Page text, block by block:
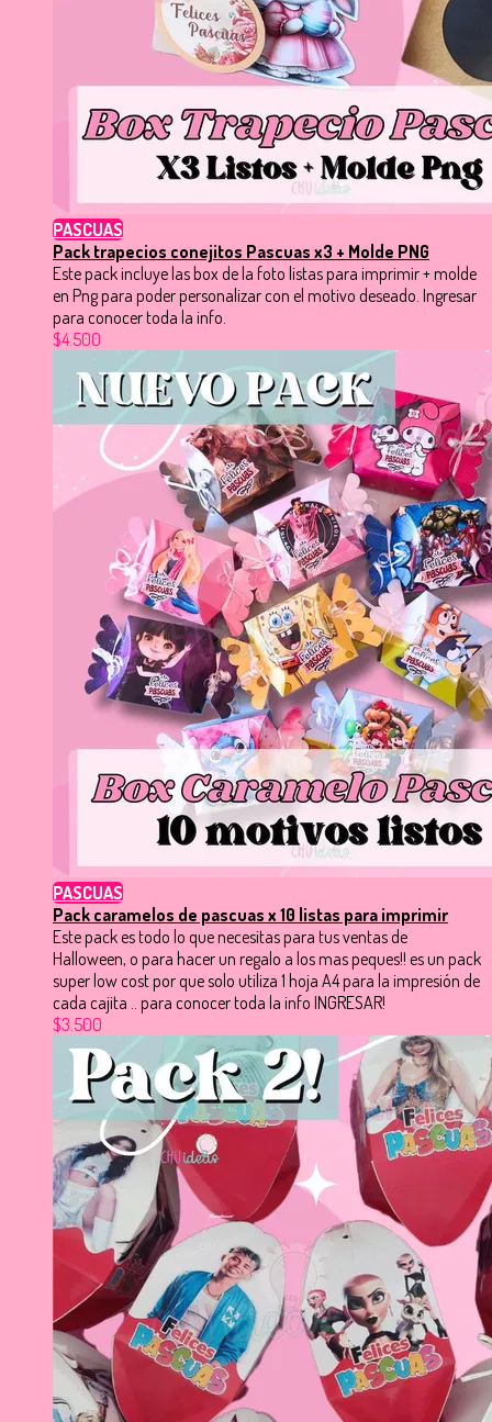
PASCUAS
Pack trapecios conejitos Pascuas x3 + Molde PNG
Este pack incluye las box de la foto listas para imprimir + molde
en Png para poder personalizar con el motivo deseado. Ingresar
para conocer toda la info.
$4.500
PASCUAS
Pack caramelos de pascuas x 10 listas para imprimir
Este pack es todo lo que necesitas para tus ventas de
Halloween, o para hacer un regalo a los mas peques!! es un pack
super low cost por que solo utiliza 1 hoja A4 para la impresión de
cada cajita .. para conocer toda la info INGRESAR!
$3.500